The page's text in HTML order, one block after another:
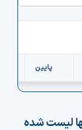
پایین
لیست شده